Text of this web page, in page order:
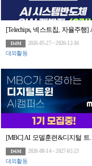
D-4M
2026-05-27 ~ 2026-12-16
대외활동
D-6M
2026-08-14 ~ 2027-02-23
대외활동